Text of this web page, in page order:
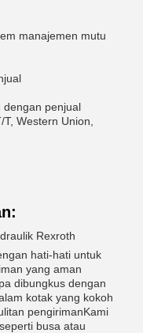
manajemen mutu
dengan penjual
Western Union,
Rexroth
hati-hati untuk
yang aman
dibungkus dengan
kotak yang kokoh
pengirimanKami
busa atau